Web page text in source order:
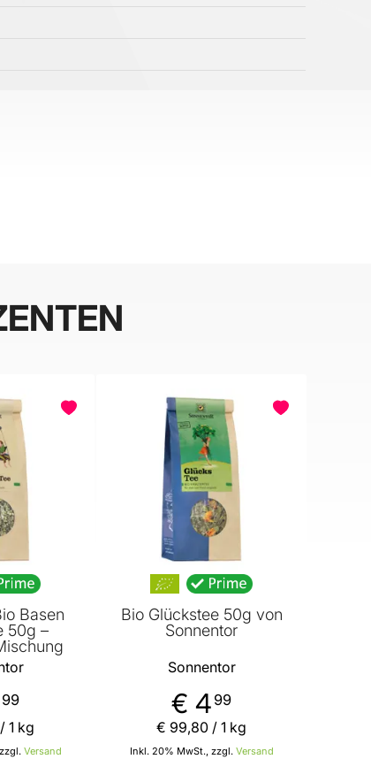
Basen
50g –
99
Versand
/ 1 kg
Bio Glückstee 50g von
Sonnentor
Sonnentor
€ 4 99
Inkl. 20% MwSt., zzgl. Versand
€ 99,80 / 1 kg